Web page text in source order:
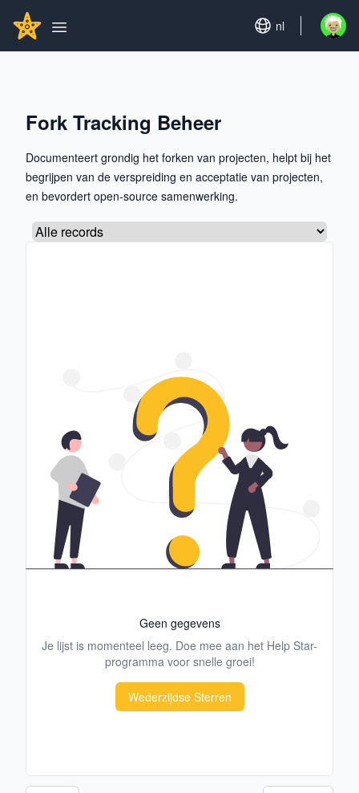
GITHUBSTAR
Open main menu
Set language
nl Open
Fork Tracking Beheer
Documenteert grondig het forken van projecten, helpt bij het
begrijpen van de verspreiding en acceptatie van projecten,
en bevordert open-source samenwerking.
Selecteer een tabblad
Geen gegevens
Je lijst is momenteel leeg. Doe mee aan het Help Star-
programma voor snelle groei!
Wederzijdse Sterren